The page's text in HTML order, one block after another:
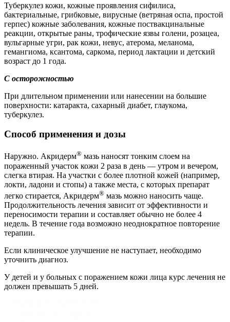
Туберкулез кожи, кожные проявления сифилиса,
бактериальные, грибковые, вирусные (ветряная оспа, простой
герпес) кожные заболевания, кожные поствакцинальные
реакции, открытые раны, трофические язвы голени, розацеа,
вульгарные угри, рак кожи, невус, атерома, меланома,
гемангиома, ксантома, саркома, период лактации и детский
возраст до 1 года.
С осторожностью
При длительном применении или нанесении на большие
поверхности: катаракта, сахарный диабет, глаукома,
туберкулез.
Способ применения и дозы
Наружно. Акридерм® мазь наносят тонким слоем на
пораженный участок кожи 2 раза в день — утром и вечером,
слегка втирая. На участки с более плотной кожей (например,
локти, ладони и стопы) а также места, с которых препарат
легко стирается, Акридерм® мазь можно наносить чаще.
Продолжительность лечения зависит от эффективности и
переносимости терапии и составляет обычно не более 4
недель. В течение года возможно неоднократное повторение
терапии.
Если клиническое улучшение не наступает, необходимо
уточнить диагноз.
У детей и у больных с поражением кожи лица курс лечения не
должен превышать 5 дней.